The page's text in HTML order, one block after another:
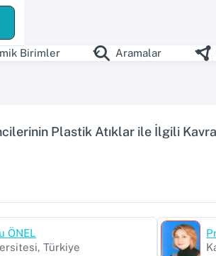
Birimler Aramalar
Plastik Atıklar ile İlgili
ÖNEL
Türkiye